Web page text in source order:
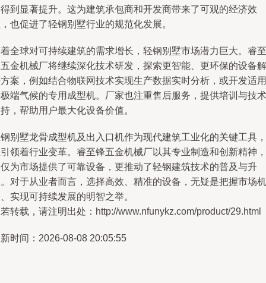
到显著提升。这为建筑承包商和开发商带来了可观的经济效
也促进了轻钢别墅行业的规范化发展。
全球对可持续建筑的需求增长，轻钢别墅市场潜力巨大。睿至
金机械厂将继续深化技术研发，探索更智能、更环保的设备解
案，例如结合物联网技术实现生产数据实时分析，或开发适用
端气候的专用成型机。厂家也注重售后服务，提供培训与技术
，帮助用户最大化设备价值。
别墅龙骨成型机及出入口机作为现代建筑工业化的关键工具，
领着行业变革。睿至锋五金机械厂以其专业制造和创新精神，
为市场提供了可靠设备，更推动了轻钢建筑技术的普及与升
对于从业者而言，选择高效、精准的设备，无疑是把握市场机
实现可持续发展的明智之举。
转载，请注明出处：http://www.nfunykz.com/product/29.html
时间：2026-08-08 20:05:55